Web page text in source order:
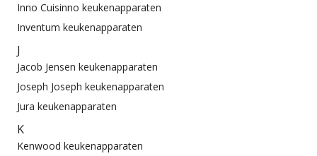
Inno Cuisinno keukenapparaten
Inventum keukenapparaten
J
Jacob Jensen keukenapparaten
Joseph Joseph keukenapparaten
Jura keukenapparaten
K
Kenwood keukenapparaten